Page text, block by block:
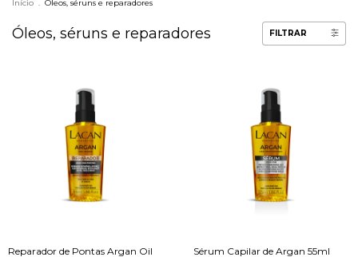
Início . Óleos, séruns e reparadores
Óleos, séruns e reparadores FILTRAR
Reparador de Pontas Argan Oil
Sérum Capilar de Argan 55ml